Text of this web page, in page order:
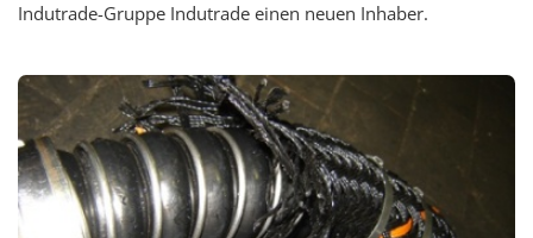
Indutrade-Gruppe Indutrade einen neuen Inhaber.